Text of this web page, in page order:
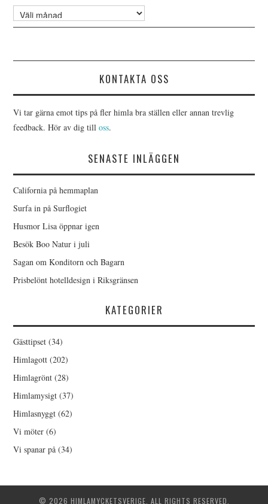
Arkiv
KONTAKTA OSS
Vi tar gärna emot tips på fler himla bra ställen eller annan trevlig
feedback. Hör av dig tilloss.
SENASTE INLÄGGEN
California på hemmaplan
Surfa in på Surflogiet
Husmor Lisa öppnar igen
Besök Boo Natur i juli
Sagan om Konditorn och Bagarn
Prisbelönt hotelldesign i Riksgränsen
KATEGORIER
Gästtipset (34)
Himlagott (202)
Himlagrönt (28)
Himlamysigt (37)
Himlasnyggt (62)
Vi möter (6)
Vi spanar på (34)
© 2026 HIMLAMYCKETSVERIGE. ALL RIGHTS RESERVED.